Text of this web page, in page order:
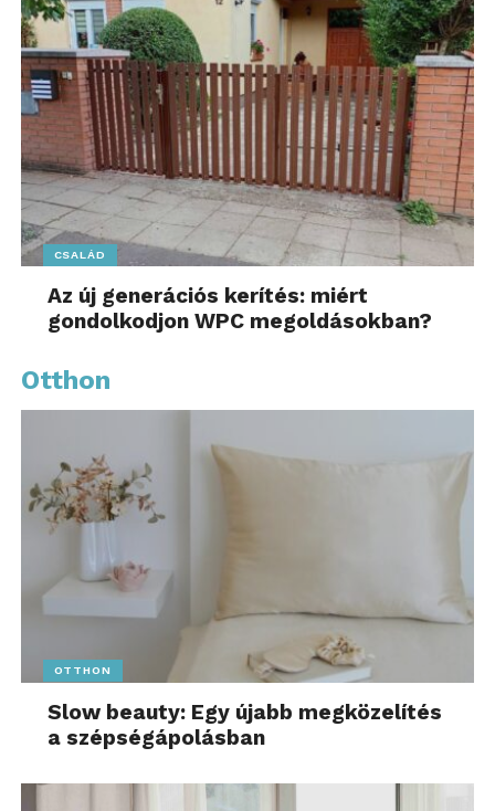
CSALÁD
Az új generációs kerítés: miért
gondolkodjon WPC megoldásokban?
Otthon
OTTHON
Slow beauty: Egy újabb megközelítés
a szépségápolásban